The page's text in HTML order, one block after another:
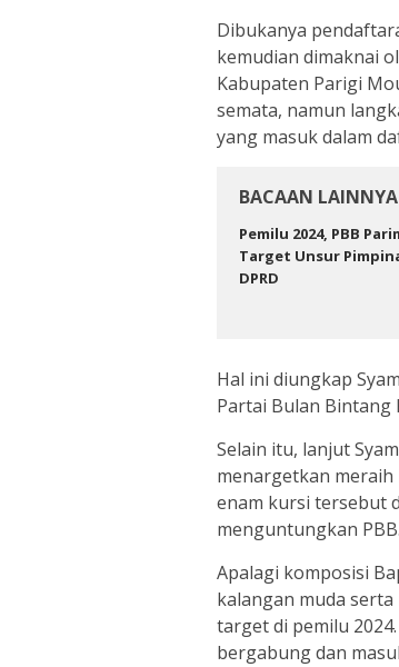
Dibukanya
kemudian dimaknai
Kabupaten Parigi
semata, namun
yang masuk dalam
BACAAN LAINNYA
Pemilu 2024, PBB
Target Unsur
DPRD
Hal ini diungkap
Partai Bulan Bintang
Selain itu, lanjut
menargetkan
enam kursi tersebut
menguntungkan PBB.
Apalagi komposisi
kalangan muda
target di pemilu
bergabung dan